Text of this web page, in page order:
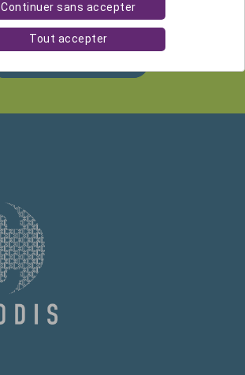
Continuer sans accepter
Tout accepter